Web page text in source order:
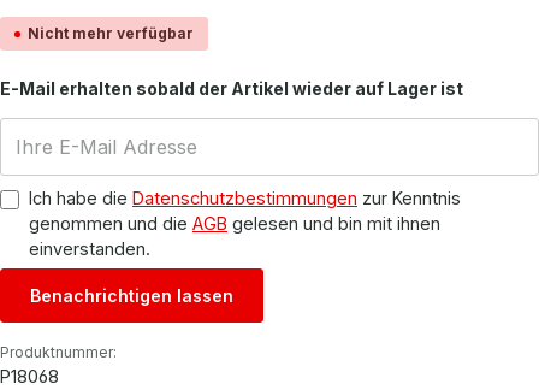
Nicht mehr verfügbar
E-Mail erhalten sobald der Artikel wieder auf Lager ist
Ich habe die Datenschutzbestimmungen zur Kenntnis
genommen und die AGB gelesen und bin mit ihnen
einverstanden.
Benachrichtigen lassen
Produktnummer:
P18068